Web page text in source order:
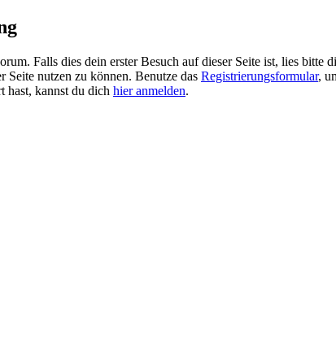
Falls dies dein erster Besuch auf dieser Seite ist, lies bitte
Seite nutzen zu können. Benutze das Registrierungsformular,
hast, kannst du dich hier anmelden.